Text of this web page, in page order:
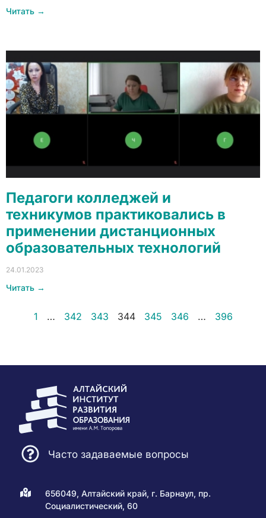
Читать →
Педагоги колледжей и
техникумов практиковались в
применении дистанционных
образовательных технологий
24.01.2023
Читать →
1 … 342 343 344 345 346 … 396
Часто задаваемые вопросы
656049, Алтайский край, г. Барнаул, пр.
Социалистический, 60